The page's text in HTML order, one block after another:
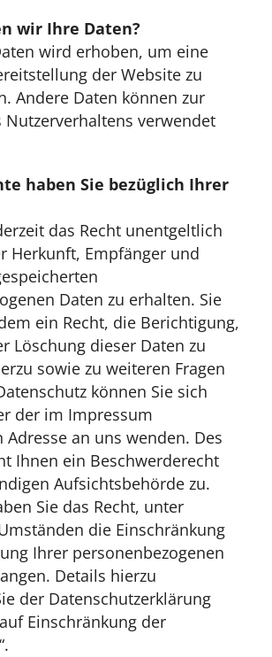
wir Ihre Daten?
wird erhoben, um eine
der Website zu
Andere Daten können zur
Nutzerverhaltens verwendet
haben Sie bezüglich Ihrer
das Recht unentgeltlich
Herkunft, Empfänger und
Daten zu erhalten. Sie
ein Recht, die Berichtigung,
Löschung dieser Daten zu
sowie zu weiteren Fragen
können Sie sich
der im Impressum
Adresse an uns wenden. Des
Ihnen ein Beschwerderecht
Aufsichtsbehörde zu.
Sie das Recht, unter
die Einschränkung
Ihrer personenbezogenen
Details hierzu
der Datenschutzerklärung
Einschränkung der